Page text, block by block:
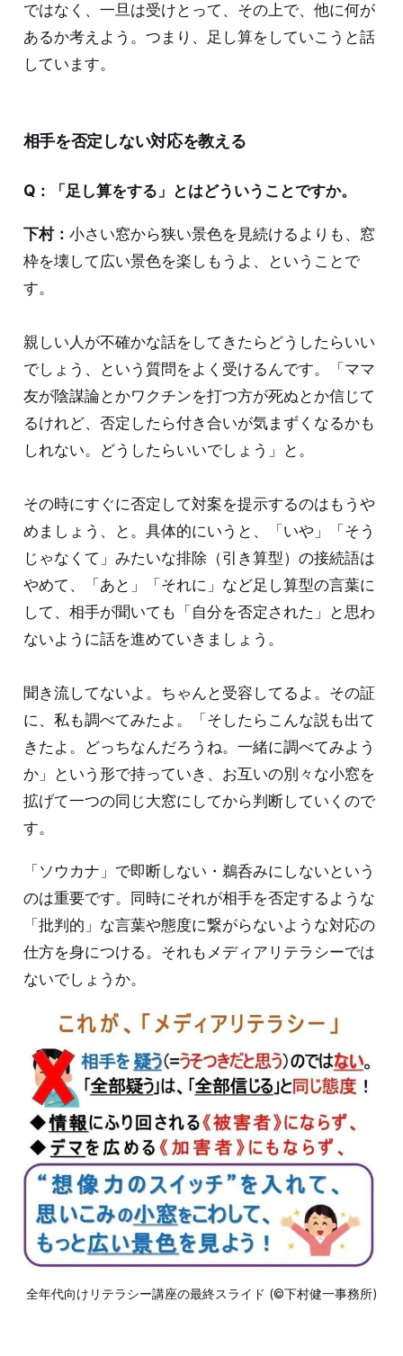
ではなく、一旦は受けとって、その上で、他に何が
あるか考えよう。つまり、足し算をしていこうと話
しています。
相手を否定しない対応を教える
Q：「足し算をする」とはどういうことですか。
下村： 小さい窓から狭い景色を見続けるよりも、窓
枠を壊して広い景色を楽しもうよ、ということで
す。
親しい人が不確かな話をしてきたらどうしたらいい
でしょう、という質問をよく受けるんです。「ママ
友が陰謀論とかワクチンを打つ方が死ぬとか信じて
るけれど、否定したら付き合いが気まずくなるかも
しれない。どうしたらいいでしょう」と。
その時にすぐに否定して対案を提示するのはもうや
めましょう、と。具体的にいうと、「いや」「そう
じゃなくて」みたいな排除（引き算型）の接続語は
やめて、「あと」「それに」など足し算型の言葉に
して、相手が聞いても「自分を否定された」と思わ
ないように話を進めていきましょう。
聞き流してないよ。ちゃんと受容してるよ。その証
に、私も調べてみたよ。「そしたらこんな説も出て
きたよ。どっちなんだろうね。一緒に調べてみよう
か」という形で持っていき、お互いの別々な小窓を
拡げて一つの同じ大窓にしてから判断していくので
す。
「ソウカナ」で即断しない・鵜呑みにしないという
のは重要です。同時にそれが相手を否定するような
「批判的」な言葉や態度に繋がらないような対応の
仕方を身につける。それもメディアリテラシーでは
ないでしょうか。
全年代向けリテラシー講座の最終スライド (©下村健一事務所)